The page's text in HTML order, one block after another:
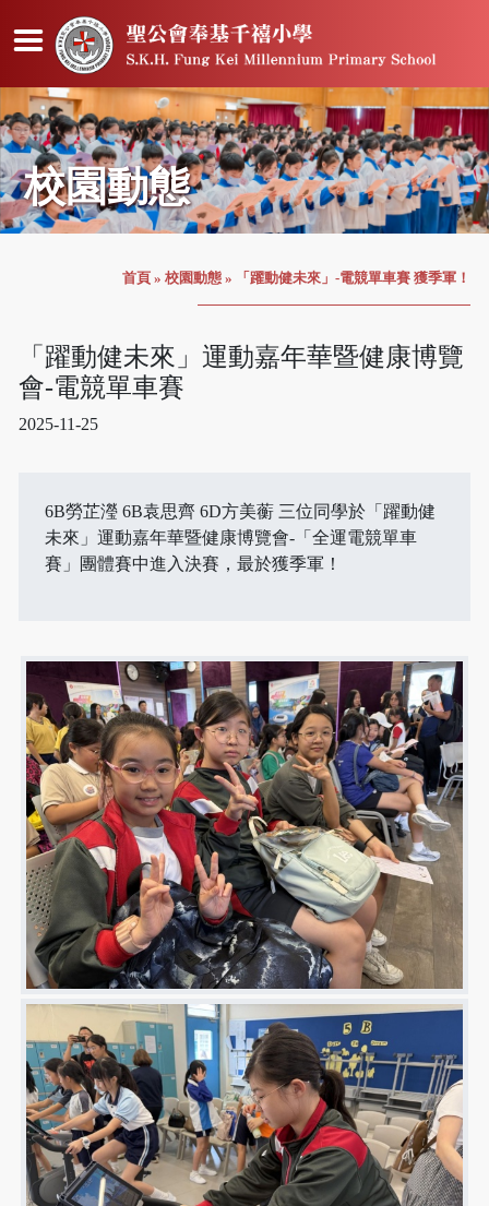
校園動態
首頁 » 校園動態 » 「躍動健未來」-電競單車賽 獲季軍！
「躍動健未來」運動嘉年華暨健康博覽
會-電競單車賽
2025-11-25
6B勞芷瀅 6B袁思齊 6D方美蘅 三位同學於「躍動健
未來」運動嘉年華暨健康博覽會-「全運電競單車
賽」團體賽中進入決賽，最於獲季軍！